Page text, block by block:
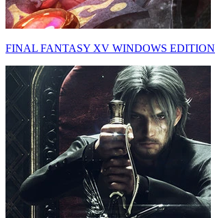
FINAL FANTASY XV WINDOWS EDITION